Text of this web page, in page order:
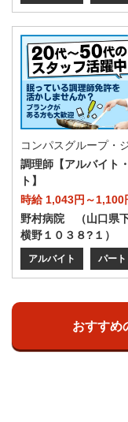
調理師【アルバイト
ト】
時給 1,043円～1,100
野村病院 （山口県
横野１０３８?１）
アルバイト パート
おすすめ